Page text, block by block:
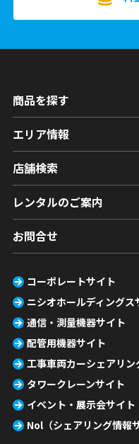
商品を探す
エリア情報
店舗検索
レンタルのご案内
お問合せ
コーポレートサイト
ニシオホールディングス
通信・測量機器サイト
配管用機器サイト
工事車両カーシェアリン
タワークレーンサイト
イベント・展示会サイト
Nol（シェアリング情報